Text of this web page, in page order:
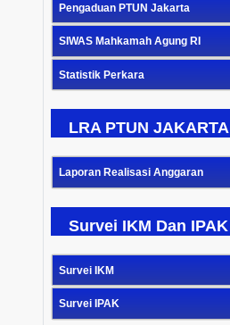
Pengaduan PTUN Jakarta
SIWAS Mahkamah Agung RI
Statistik Perkara
LRA PTUN JAKARTA
Laporan Realisasi Anggaran
Survei IKM Dan IPAK
Survei IKM
Survei IPAK